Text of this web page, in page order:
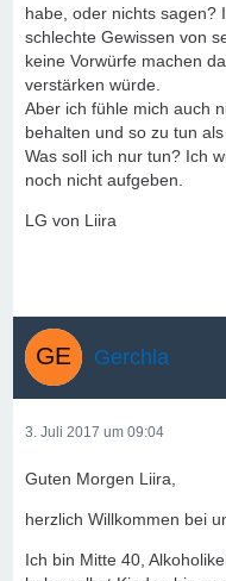
habe, oder nichts sagen?
schlechte Gewissen von
keine Vorwürfe machen
verstärken würde.
Aber ich fühle mich auch
behalten und so zu tun
Was soll ich nur tun? Ich
noch nicht aufgeben.
LG von Liira
Gerchla
3. Juli 2017 um 09:04
Guten Morgen Liira,
herzlich Willkommen bei
Ich bin Mitte 40,